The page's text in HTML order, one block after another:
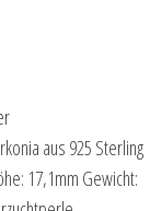
aus 925 Sterling
17,1mm Gewicht: